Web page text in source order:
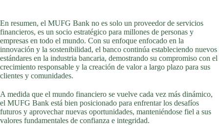
En resumen, el MUFG Bank no es solo un proveedor de servicios
financieros, es un socio estratégico para millones de personas y
empresas en todo el mundo. Con su enfoque enfocado en la
innovación y la sostenibilidad, el banco continúa estableciendo nuevos
estándares en la industria bancaria, demostrando su compromiso con el
crecimiento responsable y la creación de valor a largo plazo para sus
clientes y comunidades.
A medida que el mundo financiero se vuelve cada vez más dinámico,
el MUFG Bank está bien posicionado para enfrentar los desafíos
futuros y aprovechar nuevas oportunidades, manteniéndose fiel a sus
valores fundamentales de confianza e integridad.